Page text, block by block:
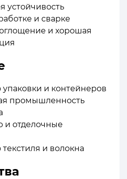
устойчивость
и сварке
и хорошая
и контейнеров
промышленность
и отделочные
и волокна